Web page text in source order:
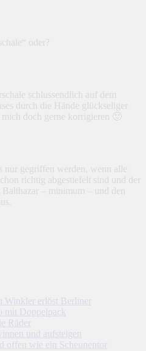
oder?
schlussendlich auf dem
durch die Hände glückseliger
doch gerne korrigieren 🙂
nur gegriffen werden, wenn alle
richtig abgestiefelt sind und der
– minimum – und den
Winkler erlöst Berliner
mit Doppelpack
Räder
und aufsteigen
offen wie ein Scheunentor